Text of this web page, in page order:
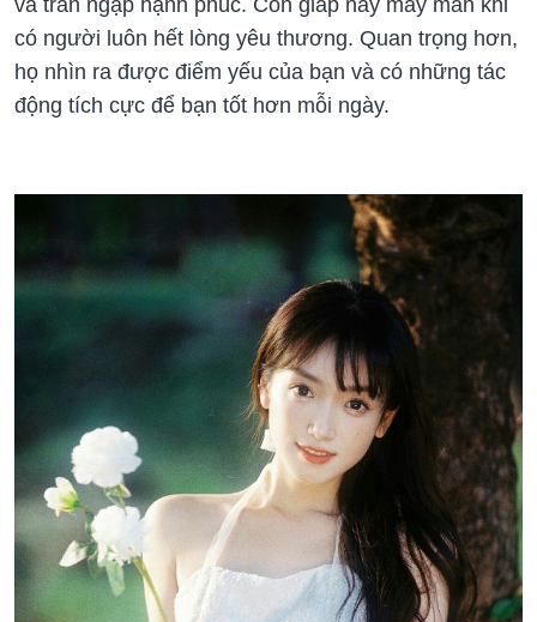
có người luôn hết lòng yêu thương. Quan trọng hơn,
họ nhìn ra được điểm yếu của bạn và có những tác
động tích cực để bạn tốt hơn mỗi ngày.